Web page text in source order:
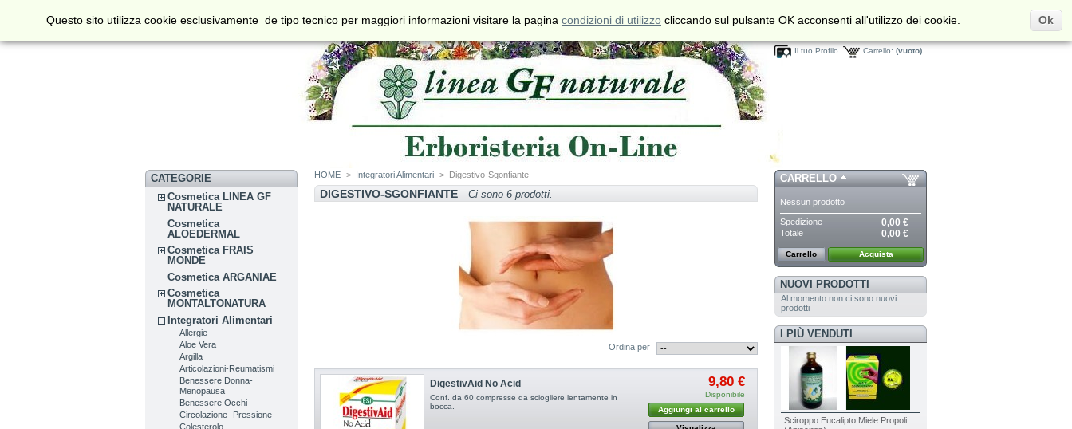
Valuta Contatti
Mappa del
Preferiti
Carrello: (vuoto)
Il tuo Profilo
CATEGORIE
Cosmetica LINEA GF
NATURALE
Cosmetica
ALOEDERMAL
Cosmetica FRAIS
MONDE
Cosmetica ARGANIAE
Cosmetica
MONTALTONATURA
Integratori Alimentari
Allergie
Aloe Vera
Argilla
Articolazioni-Reumatismi
Benessere Donna-
Menopausa
Benessere Occhi
Circolazione- Pressione
Colesterolo
HOME > Integratori Alimentari > Digestivo-Sgonfiante
DIGESTIVO-SGONFIANTE Ci sono 6 prodotti.
Ordina per
DigestivAid No Acid
Conf. da 60 compresse da sciogliere lentamente in
bocca.
9,80 €
Disponibile
Aggiungi al carrello
CARRELLO
Nessun prodotto
Spedizione 0,00 €
Totale 0,00 €
Carrello Acquista
NUOVI PRODOTTI
Al momento non ci sono nuovi
prodotti
I PIÙ VENDUTI
Sciroppo Eucalipto Miele Propoli
Questo sito utilizza cookie esclusivamente de tipo tecnico per maggiori informazioni visitare la pagina condizioni di utilizzo cliccando sul pulsante OK acconsenti all'utilizzo dei cookie. Ok